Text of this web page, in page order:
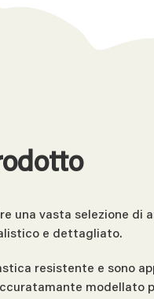
una vasta selezione di
e dettagliato.
resistente e sono